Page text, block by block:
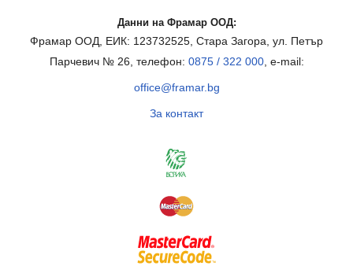
Данни на Фрамар ООД:
Фрамар ООД, ЕИК: 123732525, Стара Загора, ул. Петър
Парчевич № 26, телефон: 0875 / 322 000, e-mail:
office@framar.bg
За контакт